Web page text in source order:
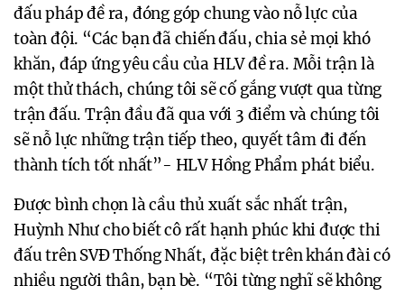
đấu pháp đề ra, đóng góp chung vào nỗ lực của
toàn đội. “Các bạn đã chiến đấu, chia sẻ mọi khó
khăn, đáp ứng yêu cầu của HLV đề ra. Mỗi trận là
một thử thách, chúng tôi sẽ cố gắng vượt qua từng
trận đấu. Trận đầu đã qua với 3 điểm và chúng tôi
sẽ nỗ lực những trận tiếp theo, quyết tâm đi đến
thành tích tốt nhất”- HLV Hồng Phẩm phát biểu.
Được bình chọn là cầu thủ xuất sắc nhất trận,
Huỳnh Như cho biết cô rất hạnh phúc khi được thi
đấu trên SVĐ Thống Nhất, đặc biệt trên khán đài có
nhiều người thân, bạn bè. “Tôi từng nghĩ sẽ không